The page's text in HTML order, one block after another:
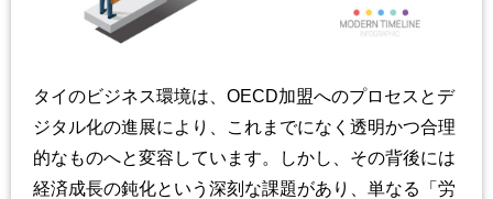
タイのビジネス環境は、OECD加盟へのプロセスとデ
ジタル化の進展により、これまでになく透明かつ合理
的なものへと変容しています。しかし、その背後には
経済成長の鈍化という深刻な課題があり、単なる「労